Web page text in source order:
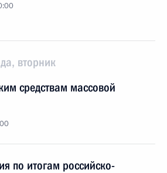
вторник
средствам массовой
по итогам российско-